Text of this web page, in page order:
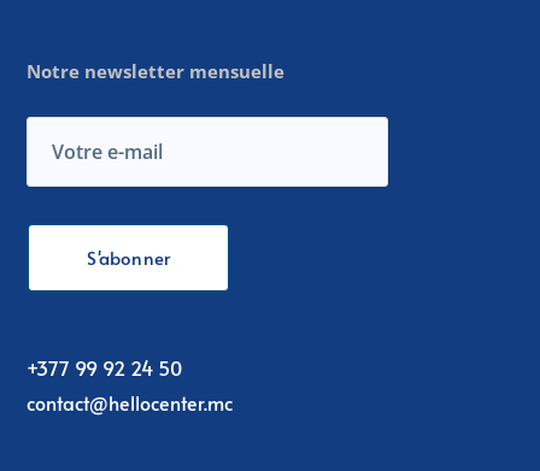
Notre newsletter mensuelle
+377 99 92 24 50
contact@hellocenter.mc